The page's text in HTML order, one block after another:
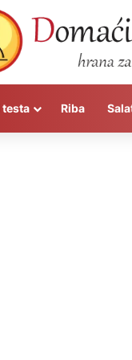
testa Riba